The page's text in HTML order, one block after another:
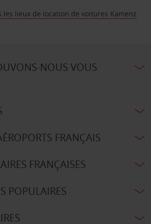
les lieux de location de voitures Kamenz
NOUS VOUS
FRANÇAIS
FRANÇAISES
POPULAIRES